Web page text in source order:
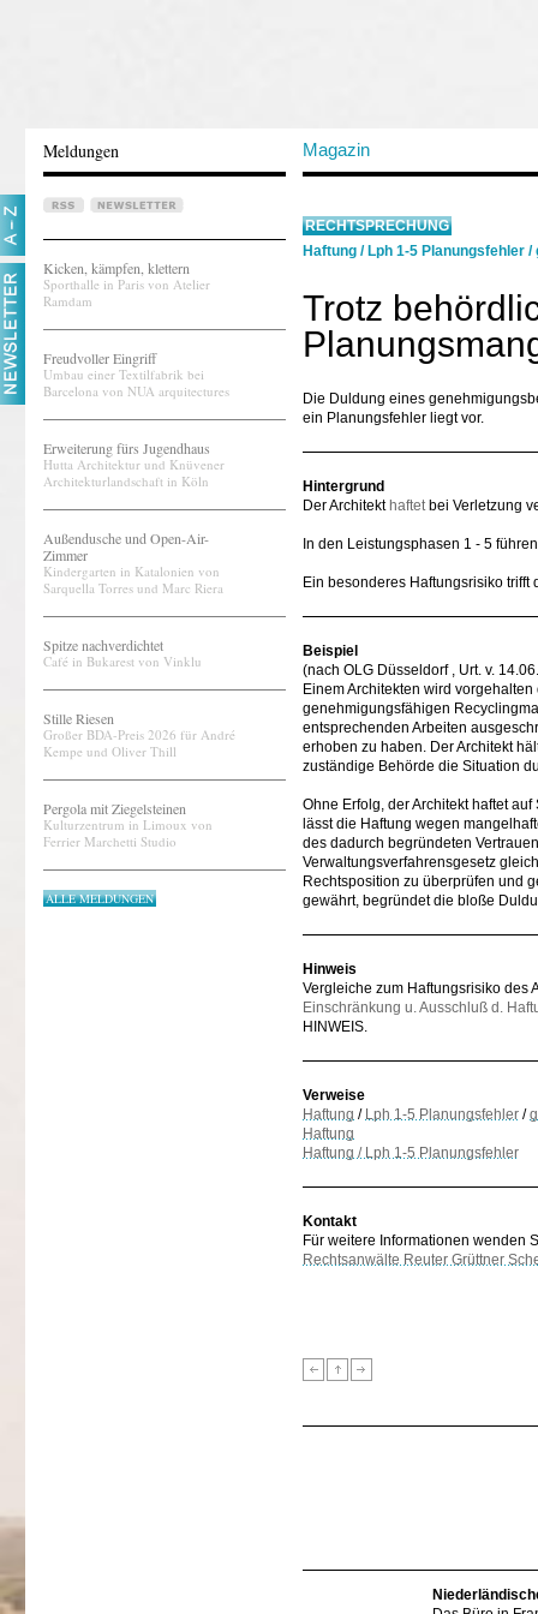
Meldungen Magazin
Kicken, kämpfen, klettern
Sporthalle in Paris von Atelier
Ramdam
Freudvoller Eingriff
Umbau einer Textilfabrik bei
Barcelona von NUA arquitectures
Erweiterung fürs Jugendhaus
Hutta Architektur und Knüvener
Architekturlandschaft in Köln
Außendusche und Open-Air-
Zimmer
Kindergarten in Katalonien von
Sarquella Torres und Marc Riera
Spitze nachverdichtet
Café in Bukarest von Vinklu
Stille Riesen
Großer BDA-Preis 2026 für André
Kempe und Oliver Thill
Pergola mit Ziegelsteinen
Kulturzentrum in Limoux von
Ferrier Marchetti Studio
ALLE MELDUNGEN
RECHTSPRECHUNG
Haftung / Lph 1-5 Planungsfehler /
Trotz
Die Duldung eines
ein Planungsfehler liegt vor.
Hintergrund
Der Architekt haftetbei Verletzung
In den Leistungsphasen 1 - 5
Ein besonderes Haftungsrisiko
Beispiel
(nach OLG Düsseldorf , Urt. v.
Einem Architekten wird
genehmigungsfähigen
entsprechenden Arbeiten
erhoben zu haben. Der Architekt
zuständige Behörde die Situation
Ohne Erfolg, der Architekt haftet
lässt die Haftung wegen
des dadurch begründeten
Verwaltungsverfahrensgesetz
Rechtsposition zu überprüfen und
gewährt, begründet die bloße
Hinweis
Vergleiche zum Haftungsrisiko
Einschränkung u. Ausschluß d.
HINWEIS.
Verweise
Haftung / Lph 1-5 Planungsfehler /
Haftung
Haftung / Lph 1-5 Planungsfehler
Kontakt
Für weitere Informationen wenden
Rechtsanwälte Reuter Grüttner